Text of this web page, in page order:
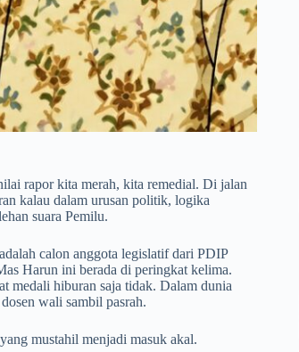
rapor kita merah, kita remedial. Di jalan
kalau dalam urusan politik, logika
suara Pemilu.
calon anggota legislatif dari PDIP
Harun ini berada di peringkat kelima.
medali hiburan saja tidak. Dalam dunia
wali sambil pasrah.
mustahil menjadi masuk akal.